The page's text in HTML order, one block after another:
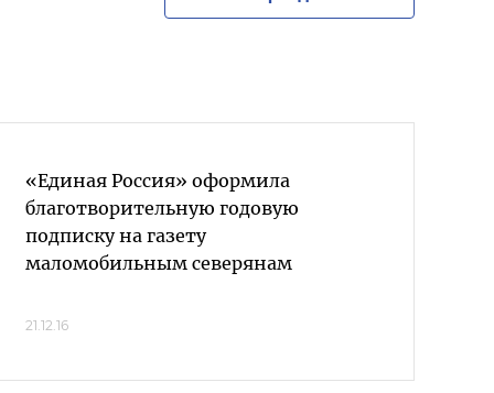
«Единая Россия» оформила
благотворительную годовую
подписку на газету
маломобильным северянам
21.12.16